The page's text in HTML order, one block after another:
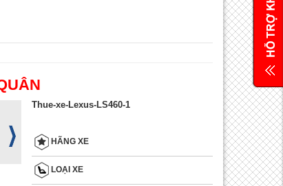
Thue-xe-Lexus-LS460-1
HÃNG XE
LOẠI XE